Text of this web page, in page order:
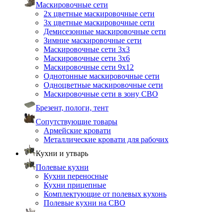
Маскировочные сети
2х цветные маскировочные сети
3х цветные маскировочные сети
Демисезонные маскировочные сети
Зимние маскировочные сети
Маскировочные сети 3х3
Маскировочные сети 3х6
Маскировочные сети 9х12
Однотонные маскировочные сети
Одноцветные маскировочные сети
Маскировочные сети в зону СВО
Брезент, пологи, тент
Сопутствующие товары
Армейские кровати
Металлические кровати для рабочих
Кухни и утварь
Полевые кухни
Кухни переносные
Кухни прицепные
Комплектующие от полевых кухонь
Полевые кухни на СВО